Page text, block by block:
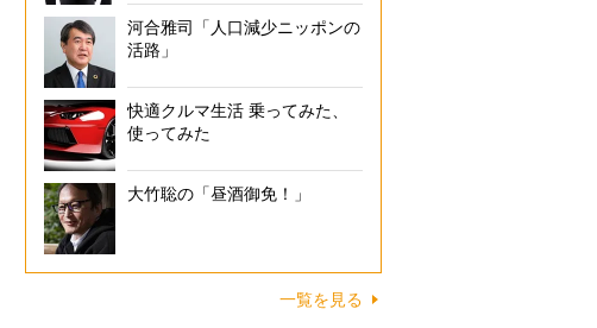
河合雅司「人口減少ニッポンの
活路」
快適クルマ生活 乗ってみた、
使ってみた
大竹聡の「昼酒御免！」
一覧を見る